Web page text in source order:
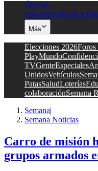
Últimas
noticiasPolíticaNación
Más
Elecciones 2026Foros
PlayMundo
TVGenteEspeciales
UnidosVehículos
PatasSaludLoterías
colaboraciónSemana
Semana|
Semana Noticias
Carro de misión
grupos armados